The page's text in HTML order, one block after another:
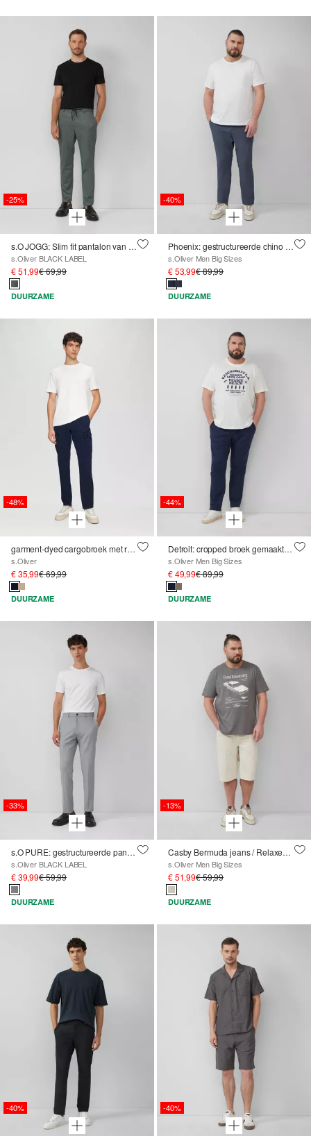
-25%
s.O JOGG: Slim fit pantalon van fijn gedessineerde interlockjersey
s.Oliver BLACK LABEL
€ 51,99€ 69,99
DUURZAME
-40%
Phoenix: gestructureerde chino met elastische band
s.Oliver Men Big Sizes
€ 53,99€ 89,99
DUURZAME
-48%
garment-dyed cargobroek met rechte pijpen
s.Oliver
€ 35,99€ 69,99
DUURZAME
-44%
Detroit: cropped broek gemaakt van een linnenmix in een relaxte pasvorm
s.Oliver Men Big Sizes
€ 49,99€ 89,99
DUURZAME
-33%
s.O PURE: gestructureerde pantalon in een slim fit
s.Oliver BLACK LABEL
€ 39,99€ 59,99
DUURZAME
-13%
Casby Bermuda jeans / Relaxed fit / Halfhoog
s.Oliver Men Big Sizes
€ 51,99€ 59,99
DUURZAME
-40% -40%